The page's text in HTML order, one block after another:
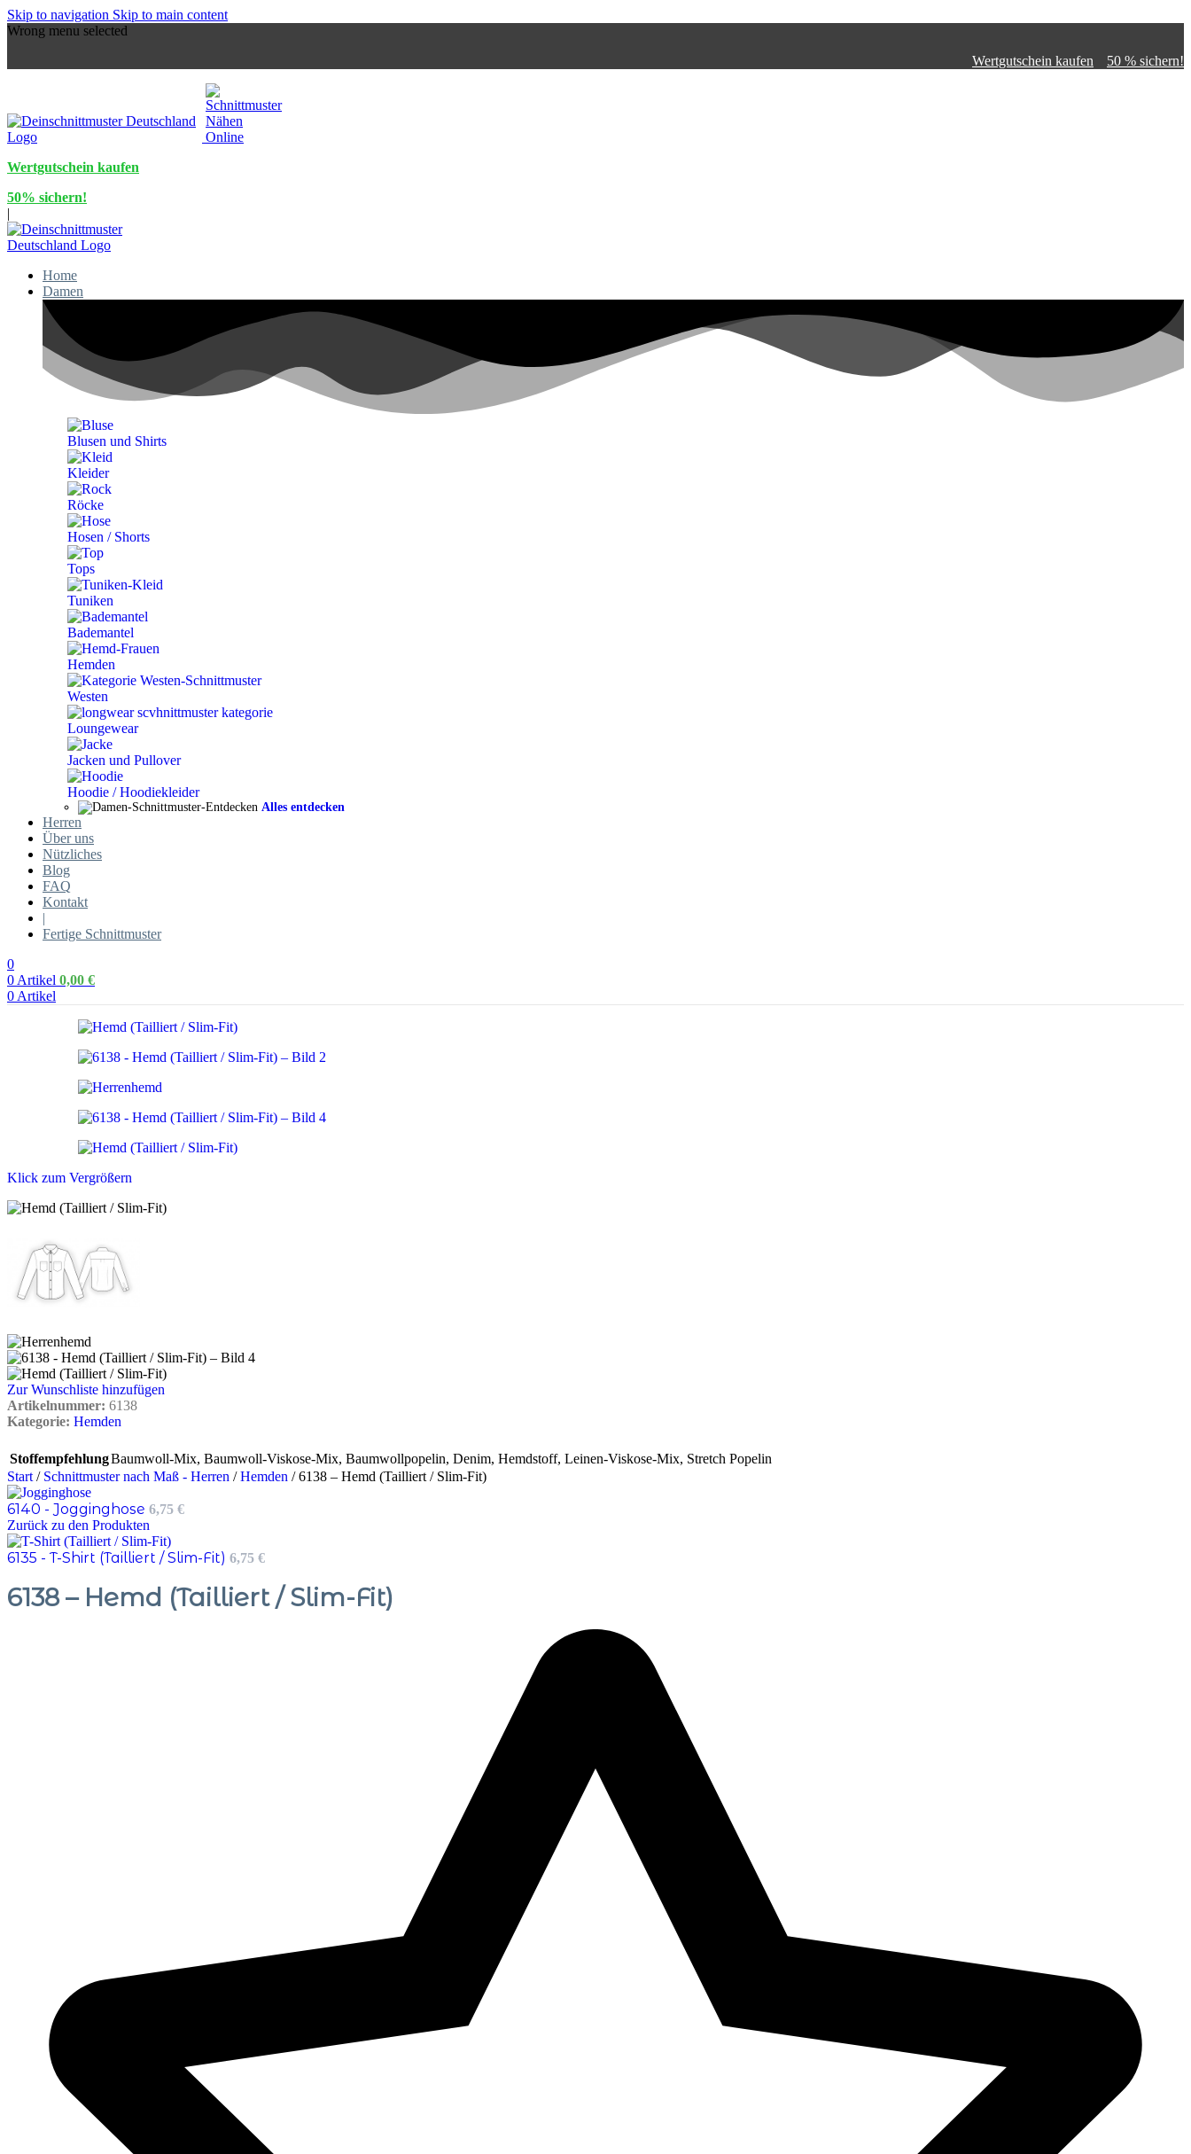
Skip to navigation Skip to main content
Wrong menu selected
Wertgutschein kaufen
50 % sichern!
Wertgutschein kaufen
50% sichern!
|
Home
Damen
Blusen und Shirts
Kleider
Röcke
Hosen / Shorts
Tops
Tuniken
Bademantel
Hemden
Westen
Loungewear
Jacken und Pullover
Hoodie / Hoodiekleider
Alles entdecken
Herren
Über uns
Nützliches
Blog
FAQ
Kontakt
|
Fertige Schnittmuster
0
0 Artikel 0,00 €
0 Artikel
Klick zum Vergrößern
Zur Wunschliste hinzufügen
Artikelnummer: 6138
Kategorie: Hemden
StoffempfehlungBaumwoll-Mix, Baumwoll-Viskose-Mix, Baumwollpopelin, Denim, Hemdstoff, Leinen-Viskose-Mix, Stretch Popelin
Start / Schnittmuster nach Maß - Herren / Hemden / 6138 – Hemd (Tailliert / Slim-Fit)
6140 - Jogginghose 6,75 €
Zurück zu den Produkten
6135 - T-Shirt (Tailliert / Slim-Fit) 6,75 €
6138 – Hemd (Tailliert / Slim-Fit)